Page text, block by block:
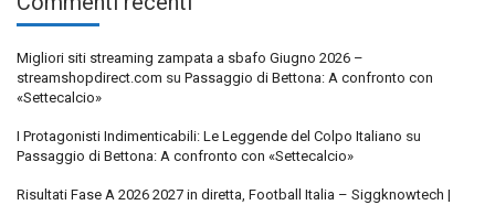
Migliori siti streaming zampata a sbafo Giugno 2026 –
streamshopdirect.com su Passaggio di Bettona: A confronto con
«Settecalcio»
I Protagonisti Indimenticabili: Le Leggende del Colpo Italiano su
Passaggio di Bettona: A confronto con «Settecalcio»
Risultati Fase A 2026 2027 in diretta, Football Italia – Siggknowtech |